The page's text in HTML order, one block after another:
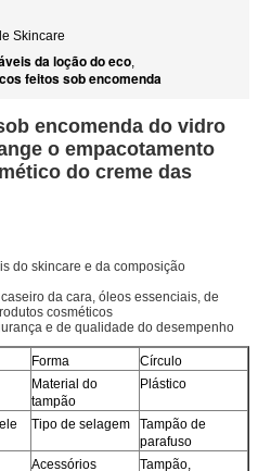
Skincare
da loção do eco,
feitos sob encomenda
encomenda do vidro
o empacotamento
do creme das
do skincare e da composição
da cara, óleos essenciais, de
cosméticos
e de qualidade do desempenho
Forma
Círculo
Material do
tampão
Plástico
Tipo de selagem
Tampão de
parafuso
Acessórios
Tampão,